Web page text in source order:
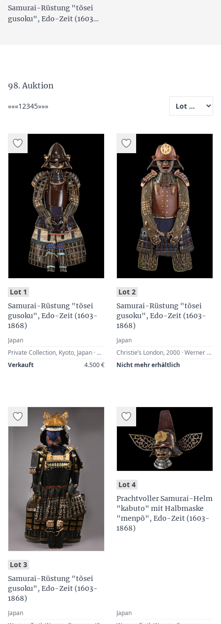
Samurai-Rüstung "tõsei
gusoku", Edo-Zeit (1603-
98. Auktion
«««12345»»»
Lot 1
Samurai-Rüstung "tõsei
gusoku", Edo-Zeit (1603-
1868)
Japan
Private Collection, Kyoto, Japan · Galerie Espace Quatre (Laurence Souksi & Frantz Fray), Paris, France · Werner Zintl, Worms, Germany (2013)
Verkauft
4.500 €
Lot 2:
Samurai-Rüstung "tõsei
gusoku", Edo-Zeit (1603-
1868)
Japan
Christie’s London, 2000 · Werner Zintl, Worms, Germany
Nicht mehr erhältlich
Lot 3:
Samurai-Rüstung "tõsei
gusoku", Edo-Zeit (1603-
1868)
Japan
Lot 4:
Prachtvoller Samurai-Helm
"kabuto" mit Halbmaske
"menpõ", Edo-Zeit (1603-
1868)
Japan